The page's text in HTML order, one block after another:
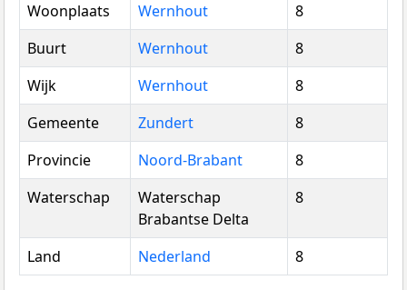
Woonplaats
Wernhout
8
Buurt
Wernhout
8
Wijk
Wernhout
8
Gemeente
Zundert
8
Provincie
Noord-Brabant
8
Waterschap
Waterschap
Brabantse Delta
8
Land Nederland 8